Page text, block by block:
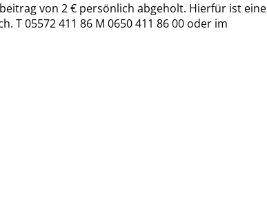
von 2 € persönlich abgeholt. Hierfür ist eine
T 05572 411 86 M 0650 411 86 00 oder im